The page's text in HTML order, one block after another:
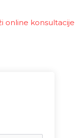
online konsultacije